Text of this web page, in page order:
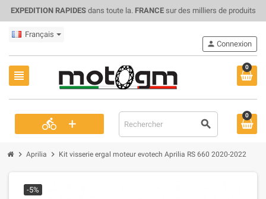
EXPEDITION RAPIDESdans toute la. FRANCEsur des milliers de produits
Français
view_headline
0
directions_bike + search
person Connexion
0
chevron_right Aprilia chevron_right Kit visserie ergal moteur evotech Aprilia RS 660 2020-2022
-5%